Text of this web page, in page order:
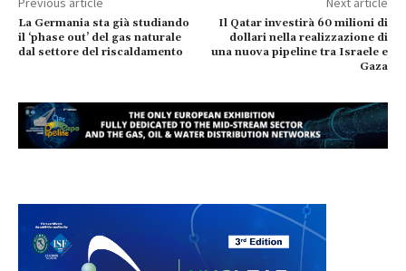
La Germania sta già studiando
il ‘phase out’ del gas naturale
dal settore del riscaldamento
Il Qatar investirà 60 milioni di
dollari nella realizzazione di
una nuova pipeline tra Israele e
Gaza